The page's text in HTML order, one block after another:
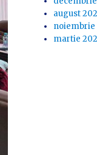
august
noiembrie
martie